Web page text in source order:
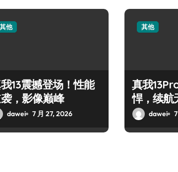
其他
13震撼登场！性能
，影像巅峰
dawei 7 月 27, 2026
其他
真我
悍，续航
dawei